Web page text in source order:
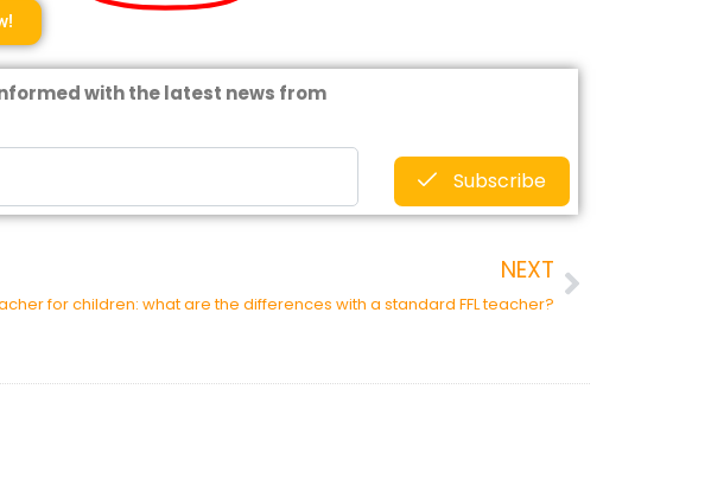
with the latest news from
Subscribe
NEXT
for children: what are the differences with a standard FFL teacher?